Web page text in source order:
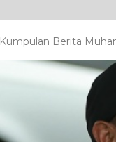
Kumpulan Berita